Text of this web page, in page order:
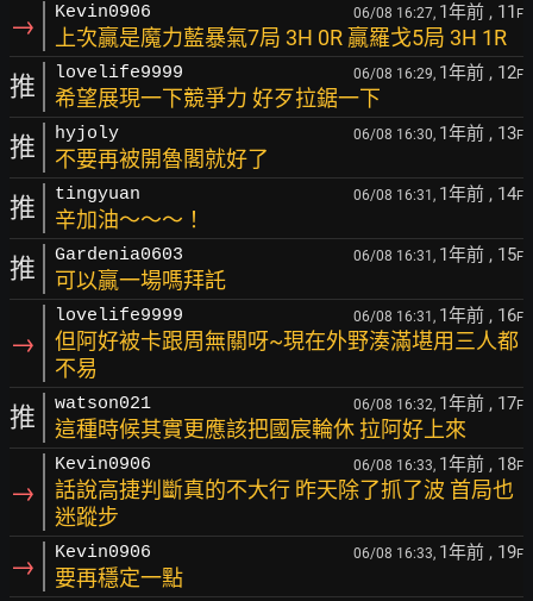
→ Kevin0906 06/08 16:27, 1年前 , 11 F
上次贏是魔力藍暴氣7局 3H 0R 贏羅戈5局 3H 1R
推 lovelife9999 06/08 16:29, 1年前 , 12F
希望展現一下競爭力 好歹拉鋸一下
推 hyjoly 06/08 16:30, 1年前 , 13F
不要再被開魯閣就好了
推 tingyuan 06/08 16:31, 1年前 , 14F
辛加油～～～！
推 Gardenia0603 06/08 16:31, 1年前 , 15F
可以贏一場嗎拜託
→
lovelife9999 06/08 16:31, 1年前 , 16F
但阿好被卡跟周無關呀~現在外野湊滿堪用三人都
不易
推 watson021 06/08 16:32, 1年前 , 17F
這種時候其實更應該把國宸輪休 拉阿好上來
→
Kevin0906 06/08 16:33, 1年前 , 18F
話說高捷判斷真的不大行 昨天除了抓了波 首局也
迷蹤步
→ Kevin0906 06/08 16:33, 1年前 , 19F
要再穩定一點